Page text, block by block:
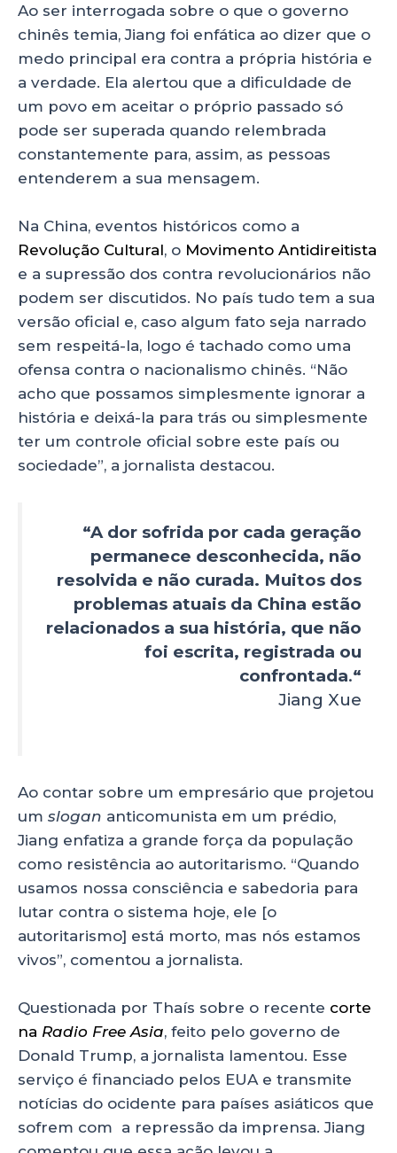
Ao ser interrogada sobre o que o governo
chinês temia, Jiang foi enfática ao dizer que o
medo principal era contra a própria história e
a verdade. Ela alertou que a dificuldade de
um povo em aceitar o próprio passado só
pode ser superada quando relembrada
constantemente para, assim, as pessoas
entenderem a sua mensagem.
Na China, eventos históricos como a
Revolução Cultural, o Movimento Antidireitista
e a supressão dos contra revolucionários não
podem ser discutidos. No país tudo tem a sua
versão oficial e, caso algum fato seja narrado
sem respeitá-la, logo é tachado como uma
ofensa contra o nacionalismo chinês. “Não
acho que possamos simplesmente ignorar a
história e deixá-la para trás ou simplesmente
ter um controle oficial sobre este país ou
sociedade”, a jornalista destacou.
“A dor sofrida por cada geração
permanece desconhecida, não
resolvida e não curada. Muitos dos
problemas atuais da China estão
relacionados a sua história, que não
foi escrita, registrada ou
confrontada.“
Jiang Xue
Ao contar sobre um empresário que projetou
um slogan anticomunista em um prédio,
Jiang enfatiza a grande força da população
como resistência ao autoritarismo. “Quando
usamos nossa consciência e sabedoria para
lutar contra o sistema hoje, ele [o
autoritarismo] está morto, mas nós estamos
vivos”, comentou a jornalista.
Questionada por Thaís sobre o recente corte
na Radio Free Asia, feito pelo governo de
Donald Trump, a jornalista lamentou. Esse
serviço é financiado pelos EUA e transmite
notícias do ocidente para países asiáticos que
sofrem com a repressão da imprensa. Jiang